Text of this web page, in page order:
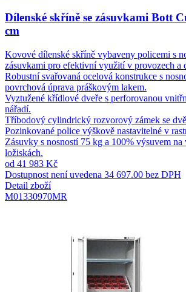
Dílenské skříně se zásuvkami Bott
cm
Kovové dílenské skříně vybaveny policemi s
zásuvkami pro efektivní využití v provozech a
Robustní svařovaná ocelová konstrukce s
povrchová úprava práškovým lakem.
Vyztužené křídlové dveře s perforovanou
nářadí.
Tříbodový cylindrický rozvorový zámek se
Pozinkované police výškově nastavitelné v
Zásuvky s nosností 75 kg a 100% výsuvem na
ložiskách.
od 41 983 Kč
Dostupnost není uvedena 34 697.00 bez DPH
Detail zboží
M01330970MR